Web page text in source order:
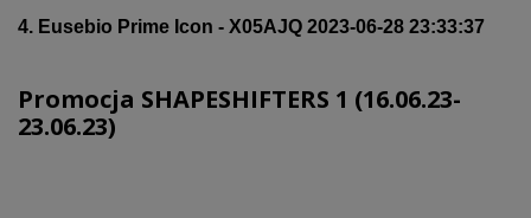
4. Eusebio Prime Icon - X05AJQ 2023-06-28 23:33:37
Promocja SHAPESHIFTERS 1 (16.06.23-
23.06.23)